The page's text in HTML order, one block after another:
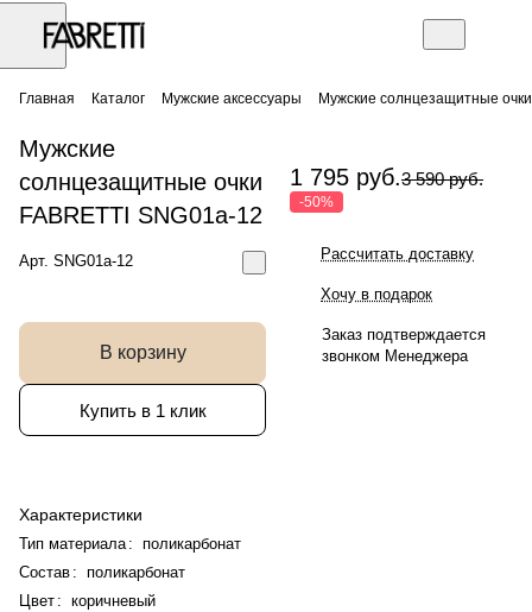
Главная Каталог Мужские аксессуары Мужские солнцезащитные очки
Мужские
солнцезащитные очки
FABRETTI SNG01a-12
Арт. SNG01a-12
В корзину
Купить в 1 клик
Характеристики
Тип материала : поликарбонат
Состав : поликарбонат
Цвет : коричневый
1 795 руб.3 590 руб.
-50%
Рассчитать доставку
Хочу в подарок
Заказ подтверждается
звонком Менеджера